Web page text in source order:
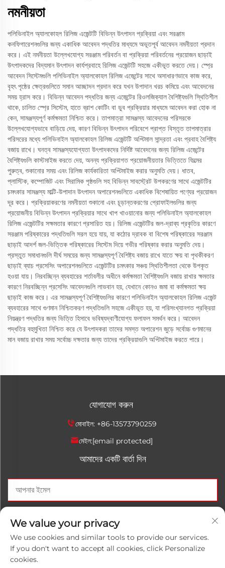
নমনীয়তা
পলিভিনাইল অ্যালকোহল রিলিজ এজেন্টটি বিভিন্ন উৎপাদন প্রক্রিয়া এবং সরঞ্জাম
কনফিগারেশনগুলির জন্য একাধিক আবেদন পদ্ধতির মাধ্যমে অভূতপূর্ব আবেদন নমনীয়তা প্রদান
করে। এই নমনীয়তা উল্লেখযোগ্য সরঞ্জাম পরিবর্তন বা প্রক্রিয়া পরিবর্তনের প্রয়োজন ছাড়াই
উৎপাদকদের বিদ্যমান উৎপাদন কার্যপ্রবাহে রিলিজ এজেন্টটি সহজে একীভূত করতে দেয়। স্প্রে
আবেদন সিস্টেমগুলি পলিভিনাইল অ্যালকোহল রিলিজ এজেন্টের সাথে অসাধারণভাবে কাজ করে,
বৃহৎ পৃষ্ঠের ক্ষেত্রগুলিতে সমান আচ্ছাদন প্রদান করে যখন উপাদান খরচ কমিয়ে এবং আবেদনের
সময় হ্রাস করে। বিভিন্ন আবেদন পদ্ধতির জন্য এজেন্টের রিওলজিক্যাল বৈশিষ্ট্যগুলি স্থিতিশীল
থাকে, চালিত স্প্রে সিস্টেম, হাতে ব্রাশ কোটিং বা ডুব প্রক্রিয়ার মাধ্যমে আবেদন করা হোক না
কেন, সামঞ্জস্যপূর্ণ কর্মক্ষমতা নিশ্চিত করে। তাপমাত্রা সামঞ্জস্য আবেদনের পরিসরকে
উল্লেখযোগ্যভাবে বাড়িয়ে দেয়, কারণ বিভিন্ন উৎপাদন পরিবেশে প্রাপ্ত বিস্তৃত তাপমাত্রার
পরিসরের মধ্যে পলিভিনাইল অ্যালকোহল রিলিজ এজেন্টটি অপ্টিমাল সান্দ্রতা এবং প্রবাহ বৈশিষ্ট্য
বজায় রাখে। ঘনত্ব সামঞ্জস্যযোগ্যতা উৎপাদকদের নির্দিষ্ট আবেদনের জন্য রিলিজ এজেন্টের
বৈশিষ্ট্যগুলি কাস্টমাইজ করতে দেয়, অনন্য প্রক্রিয়াগত প্রয়োজনীয়তার ভিত্তিতে ফিল্মের
পুরুত্ব, শুকানোর সময় এবং রিলিজ কার্যকারিতা অপ্টিমাইজ করার অনুমতি দেয়। ধাতব,
প্লাস্টিক, কম্পোজিট এবং সিরামিক পৃষ্ঠগুলি সহ বিভিন্ন সাবস্ট্রেট উপকরণের সাথে এজেন্টটির
চমৎকার সামঞ্জস্য মাল্টি-উপাদান উৎপাদন অপারেশনগুলিতে একাধিক বিশেষায়িত পণ্যের প্রয়োজন
দূর করে। প্রক্রিয়াকরণের নমনীয়তা শুকানো এবং চূড়ান্তকরণের প্রোফাইলগুলির জন্য
প্রয়োজনীয় বিভিন্ন উৎপাদন প্রক্রিয়ার সাথে খাপ খাওয়ানোর জন্য পলিভিনাইল অ্যালকোহল
রিলিজ এজেন্টটির সক্ষমতার কারণে প্রসারিত হয়। রিলিজ এজেন্টটির জল-দ্রাব্য প্রকৃতির কারণে
সরঞ্জাম পরিষ্কারের পদ্ধতিগুলি সরল হয়ে যায়, যা কঠোর দ্রাবক বা বিশেষ পরিষ্কারের সরঞ্জাম
ছাড়াই আদর্শ জল-ভিত্তিক পরিষ্কারের সিস্টেম দিয়ে গভীর পরিষ্কার করার অনুমতি দেয়।
প্রস্তুত সমাধানগুলি দীর্ঘ সময়ের জন্য সামঞ্জস্যপূর্ণ বৈশিষ্ট্য বজায় রাখে যাতে ক্ষয় বা পৃথকীকরণ
ছাড়াই ব্যাচ প্রসেসিং অপারেশনগুলিতে এজেন্টটির চমৎকার সঞ্চয় স্থিতিশীলতা থেকে উপকৃত
হওয়া যায়। নিরবচ্ছিন্ন ব্যবহারের শর্তাবলীর অধীনে কর্মক্ষমতা বৈশিষ্ট্যগুলি বজায় রাখার ক্ষমতার
কারণে নিরবচ্ছিন্ন প্রসেসিং আবেদনগুলি লাভবান হয়, যেখানে কোনও জমা বা কর্মক্ষমতা ক্ষয়
ছাড়াই কাজ করে। এর সামঞ্জস্যপূর্ণ বৈশিষ্ট্যগুলির কারণে পলিভিনাইল অ্যালকোহল রিলিজ এজেন্ট
ব্যবহারের সাথে গুণমান নিশ্চিতকরণ পদ্ধতিগুলি সহজে একীভূত হয়, যা পরিসংখ্যানগত প্রক্রিয়া
নিয়ন্ত্রণ পদ্ধতির জন্য ভিত্তি হিসাবে ভবিষ্যদ্বাণীযোগ্য ফলাফল সমর্থন করে। আবেদন
পদ্ধতির বহুমুখিতা নিশ্চিত করে যে উৎপাদকরা তাদের সমস্ত অপারেশন জুড়ে সর্বোচ্চ গুণমানের
মান বজায় রাখার সময় সর্বোচ্চ দক্ষতার জন্য তাদের প্রক্রিয়াগুলি অপ্টিমাইজ করতে পারে।
যোগাযোগ করুন
মোবাইল: +86-13573790259
মেইল:[email protected]
আমাদের একটি বার্তা দিন
এখন পাঠান
We value your privacy
We use cookies and similar tools to provide our services.
If you don't want to accept all cookies, click Personalize
cookies.